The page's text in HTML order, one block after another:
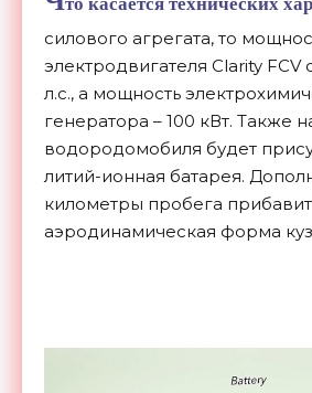
силового агрегата, то
электродвигателя Clarity FCV
л.с., а мощность
генератора – 100 кВт. Также
водородомобиля будет
литий-ионная батарея.
километры пробега
аэродинамическая форма